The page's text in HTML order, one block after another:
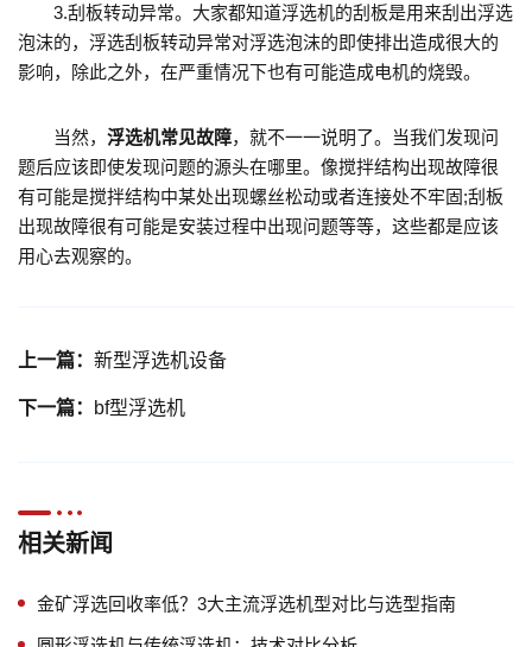
3.刮板转动异常。大家都知道浮选机的刮板是用来刮出浮选
泡沫的，浮选刮板转动异常对浮选泡沫的即使排出造成很大的
影响，除此之外，在严重情况下也有可能造成电机的烧毁。
当然， 浮选机常见故障，就不一一说明了。当我们发现问
题后应该即使发现问题的源头在哪里。像搅拌结构出现故障很
有可能是搅拌结构中某处出现螺丝松动或者连接处不牢固;刮板
出现故障很有可能是安装过程中出现问题等等，这些都是应该
用心去观察的。
上一篇： 新型浮选机设备
下一篇： bf型浮选机
相关新闻
金矿浮选回收率低？3大主流浮选机型对比与选型指南